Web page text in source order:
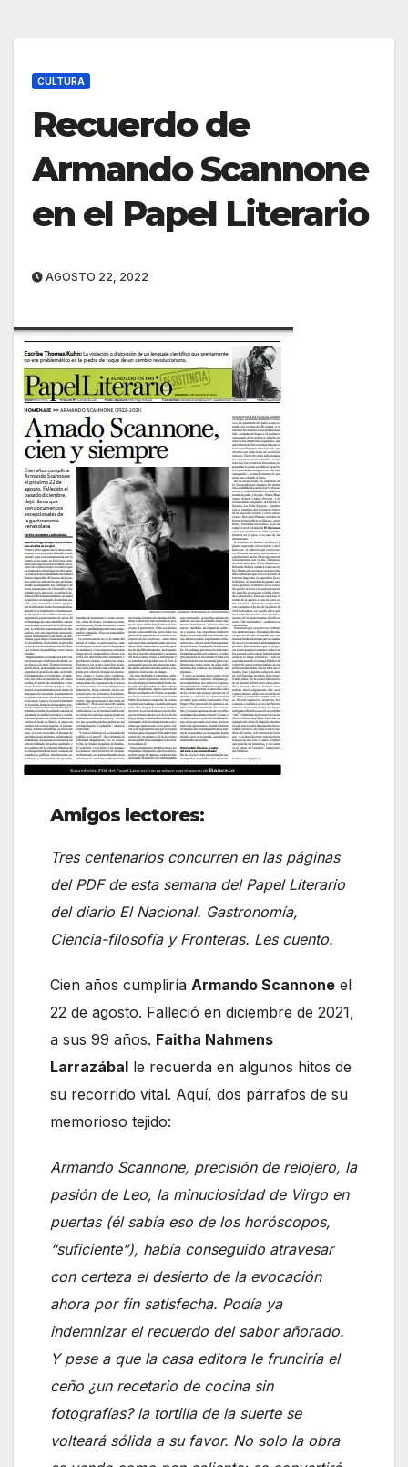
CULTURA
Recuerdo de
Armando Scannone
en el Papel Literario
AGOSTO 22, 2022
Amigos lectores:
Tres centenarios concurren en las páginas
del PDF de esta semana del Papel Literario
del diario El Nacional. Gastronomía,
Ciencia-filosofía y Fronteras. Les cuento.
Cien años cumpliría Armando Scannone el
22 de agosto. Falleció en diciembre de 2021,
a sus 99 años. Faitha Nahmens
Larrazábal le recuerda en algunos hitos de
su recorrido vital. Aquí, dos párrafos de su
memorioso tejido:
Armando Scannone, precisión de relojero, la
pasión de Leo, la minuciosidad de Virgo en
puertas (él sabía eso de los horóscopos,
“suficiente”), había conseguido atravesar
con certeza el desierto de la evocación
ahora por fin satisfecha. Podía ya
indemnizar el recuerdo del sabor añorado.
Y pese a que la casa editora le frunciría el
ceño ¿un recetario de cocina sin
fotografías? la tortilla de la suerte se
volteará sólida a su favor. No solo la obra